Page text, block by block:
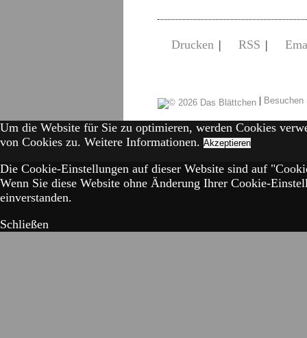
Drucken | RSS |
|
Um die Website für Sie zu optimieren, werden Cookies
von Cookies zu. Weitere Informationen. Akzeptieren
Die Cookie-Einstellungen auf dieser Website sind auf
Wenn Sie diese Website ohne Änderung Ihrer Cookie-
einverstanden.
Schließen